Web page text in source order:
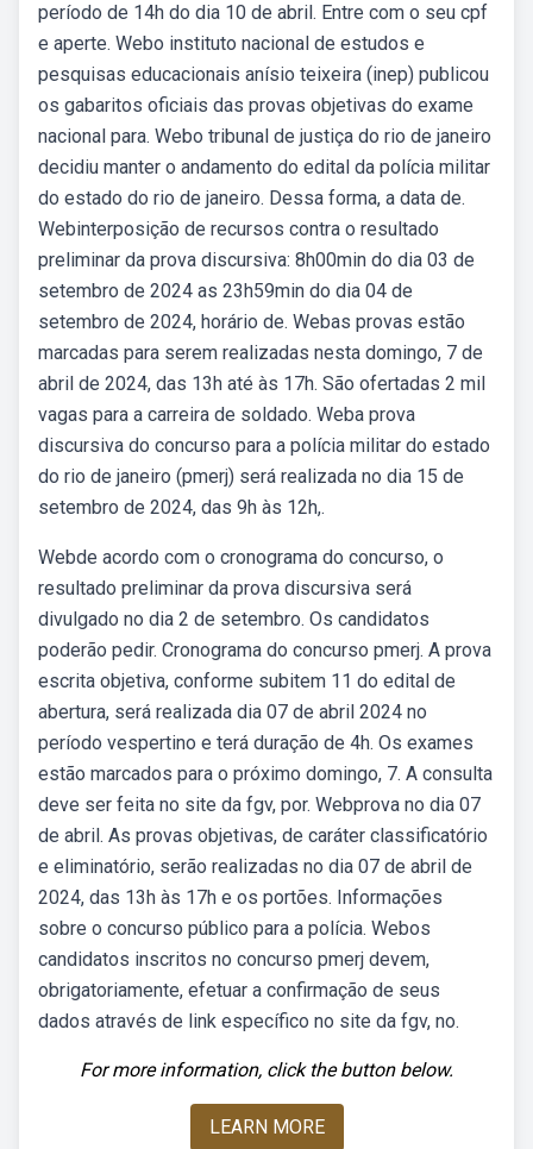
período de 14h do dia 10 de abril. Entre com o seu cpf
e aperte. Webo instituto nacional de estudos e
pesquisas educacionais anísio teixeira (inep) publicou
os gabaritos oficiais das provas objetivas do exame
nacional para. Webo tribunal de justiça do rio de janeiro
decidiu manter o andamento do edital da polícia militar
do estado do rio de janeiro. Dessa forma, a data de.
Webinterposição de recursos contra o resultado
preliminar da prova discursiva: 8h00min do dia 03 de
setembro de 2024 as 23h59min do dia 04 de
setembro de 2024, horário de. Webas provas estão
marcadas para serem realizadas nesta domingo, 7 de
abril de 2024, das 13h até às 17h. São ofertadas 2 mil
vagas para a carreira de soldado. Weba prova
discursiva do concurso para a polícia militar do estado
do rio de janeiro (pmerj) será realizada no dia 15 de
setembro de 2024, das 9h às 12h,.
Webde acordo com o cronograma do concurso, o
resultado preliminar da prova discursiva será
divulgado no dia 2 de setembro. Os candidatos
poderão pedir. Cronograma do concurso pmerj. A prova
escrita objetiva, conforme subitem 11 do edital de
abertura, será realizada dia 07 de abril 2024 no
período vespertino e terá duração de 4h. Os exames
estão marcados para o próximo domingo, 7. A consulta
deve ser feita no site da fgv, por. Webprova no dia 07
de abril. As provas objetivas, de caráter classificatório
e eliminatório, serão realizadas no dia 07 de abril de
2024, das 13h às 17h e os portões. Informações
sobre o concurso público para a polícia. Webos
candidatos inscritos no concurso pmerj devem,
obrigatoriamente, efetuar a confirmação de seus
dados através de link específico no site da fgv, no.
For more information, click the button below.
LEARN MORE